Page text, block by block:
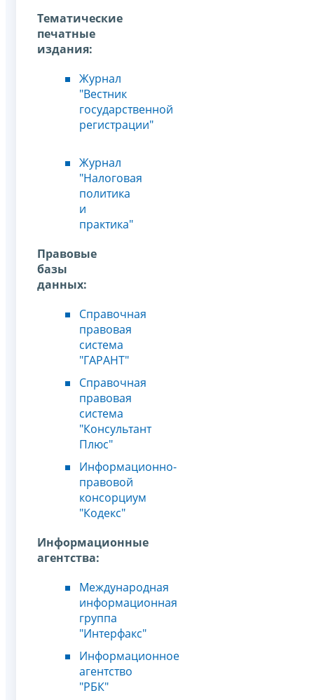
Тематические
печатные
издания:
Журнал
"Вестник
государственной
регистрации"
Журнал
"Налоговая
политика
и
практика"
Правовые
базы
данных:
Справочная
правовая
система
"ГАРАНТ"
Справочная
правовая
система
"Консультант
Плюс"
Информационно-
правовой
консорциум
"Кодекс"
Информационные
агентства:
Международная
информационная
группа
"Интерфакс"
Информационное
агентство
"РБК"